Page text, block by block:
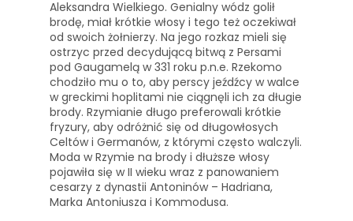
Aleksandra Wielkiego. Genialny wódz golił
brodę, miał krótkie włosy i tego też oczekiwał
od swoich żołnierzy. Na jego rozkaz mieli się
ostrzyc przed decydującą bitwą z Persami
pod Gaugamelą w 331 roku p.n.e. Rzekomo
chodziło mu o to, aby perscy jeźdźcy w walce
w greckimi hoplitami nie ciągnęli ich za długie
brody. Rzymianie długo preferowali krótkie
fryzury, aby odróżnić się od długowłosych
Celtów i Germanów, z którymi często walczyli.
Moda w Rzymie na brody i dłuższe włosy
pojawiła się w II wieku wraz z panowaniem
cesarzy z dynastii Antoninów – Hadriana,
Marka Antoniusza i Kommodusa.